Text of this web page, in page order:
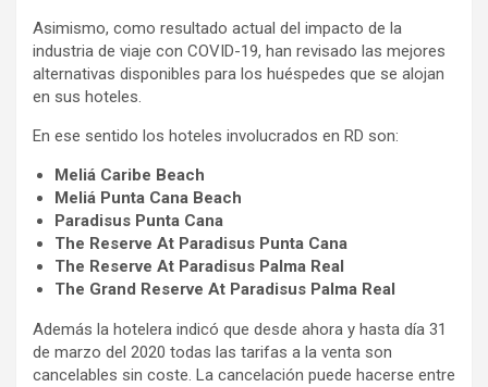
Asimismo, como resultado actual del impacto de la
industria de viaje con COVID-19, han revisado las mejores
alternativas disponibles para los huéspedes que se alojan
en sus hoteles.
En ese sentido los hoteles involucrados en RD son:
Meliá Caribe Beach
Meliá Punta Cana Beach
Paradisus Punta Cana
The Reserve At Paradisus Punta Cana
The Reserve At Paradisus Palma Real
The Grand Reserve At Paradisus Palma Real
Además la hotelera indicó que desde ahora y hasta día 31
de marzo del 2020 todas las tarifas a la venta son
cancelables sin coste. La cancelación puede hacerse entre